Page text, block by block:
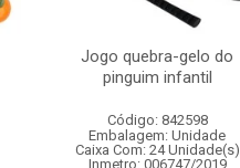
Jogo quebra-gelo do
pinguim infantil
Código: 842598
Embalagem: Unidade
Caixa Com: 24 Unidade(s)
Inmetro: 006747/2019